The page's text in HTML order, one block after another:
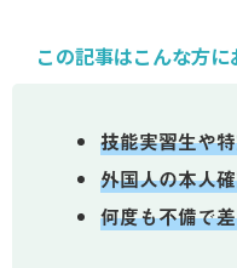
この記事はこんな方に
技能実習生や
外国人の本人
何度も不備で